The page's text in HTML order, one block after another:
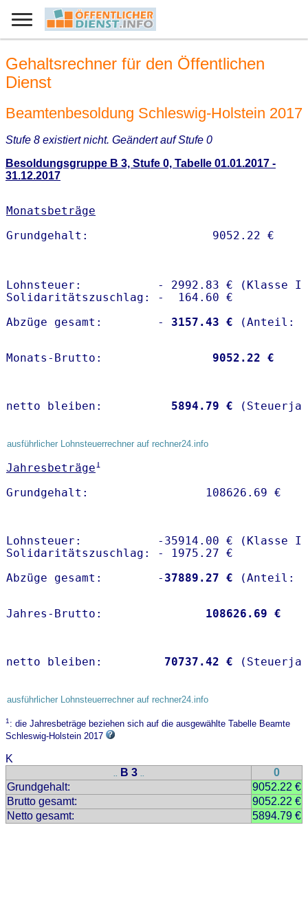
Gehaltsrechner für den Öffentlichen
Dienst
Beamtenbesoldung Schleswig-Holstein 2017
Stufe 8 existiert nicht. Geändert auf Stufe 0
Besoldungsgruppe B 3, Stufe 0, Tabelle 01.01.2017 -
31.12.2017
Monatsbeträge
Lohnsteuer:           - 2992.83 € (Klasse I)
Solidaritätszuschlag: -  164.60 €
Abzüge gesamt:        -
3157.43 €
Monats-Brutto: 9052.22 €
netto bleiben: 5894.79 €
ausführlicher Lohnsteuerrechner auf rechner24.info
Jahresbeträge1
Lohnsteuer:           -35914.00 € (Klasse I)
Solidaritätszuschlag: - 1975.27 €
Abzüge gesamt:        - 37889.27 €
Jahres-Brutto: 108626.69 €
netto bleiben: 70737.42 €
ausführlicher Lohnsteuerrechner auf rechner24.info
1: die Jahresbeträge beziehen sich auf die ausgewählte Tabelle Beamte
Schleswig-Holstein 2017
K
.. B 3 ..
0
Grundgehalt:
9052.22 €
Brutto gesamt:
9052.22 €
Netto gesamt:
5894.79 €